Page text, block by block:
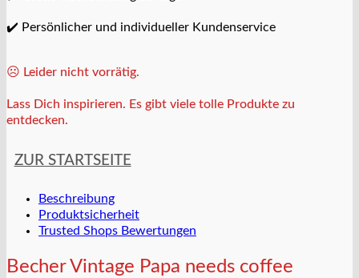
✔️ Persönlicher und individueller Kundenservice
☹️ Leider nicht vorrätig.
Lass Dich inspirieren. Es gibt viele tolle Produkte zu
entdecken.
ZUR STARTSEITE
Beschreibung
Produktsicherheit
Trusted Shops Bewertungen
Becher Vintage Papa needs coffee